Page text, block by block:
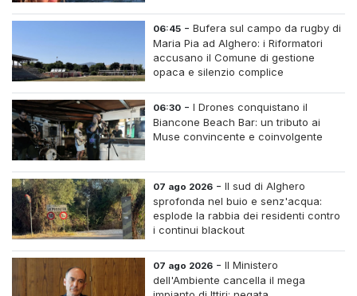
06:45 -Bufera sul campo da rugby di
Maria Pia ad Alghero: i Riformatori
accusano il Comune di gestione
opaca e silenzio complice
06:30 -I Drones conquistano il
Biancone Beach Bar: un tributo ai
Muse convincente e coinvolgente
07 ago 2026 -Il sud di Alghero
sprofonda nel buio e senz'acqua:
esplode la rabbia dei residenti contro
i continui blackout
07 ago 2026 -Il Ministero
dell'Ambiente cancella il mega